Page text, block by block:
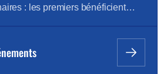
: les premiers bénéficient
s’assurent
payent 100% des cotisations,